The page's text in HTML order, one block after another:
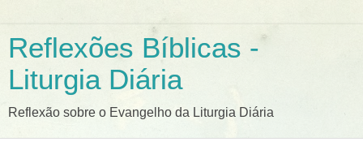
Reflexões Bíblicas -
Liturgia Diária
Reflexão sobre o Evangelho da Liturgia Diária